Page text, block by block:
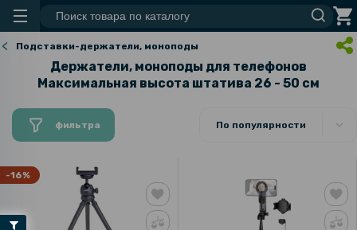
Подставки-держатели, моноподы
Держатели, моноподы для телефонов
Максимальная высота штатива 26 - 50 см
фильтра По популярности
-16%